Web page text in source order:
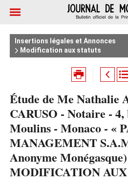
Insertions légales et Annonces
Modification aux statuts
Étude de Me Nathalie
CARUSO - Notaire - 4,
Moulins - Monaco - «
MANAGEMENT
Anonyme
MODIFICATION